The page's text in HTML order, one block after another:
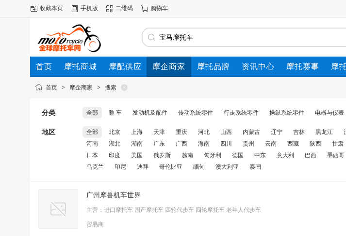
收藏本页 手机版 二维码 购物车
首页 摩托商城 摩配供应 摩企商家 摩托品牌 资讯中心 摩托赛事 摩
动态首页 > 摩企商家 > 搜索
分类 全部 整 车 发动机及配件 传动系统零件 行走系统零件 操纵系统零件 电器与仪表
地区 全部 北京 上海 天津 重庆 河北 山西 内蒙古 辽宁 吉林 黑龙江
河南
湖北 湖南 广东 广西 海南 四川 贵州 云南 西藏 陕西 甘肃
日本
印度 美国 俄罗斯 越南 匈牙利 德国 中东 意大利 巴西 墨西哥
乌克兰
印尼 迪拜 哥伦比亚 缅甸 澳大利亚 泰国
广州摩兽机车世界
主营：进口摩托车 国产摩托车 四轮代步车 四轮摩托车 老年人代步车
贸易商